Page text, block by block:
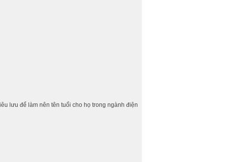
lưu để làm nên tên tuổi cho họ trong ngành điện